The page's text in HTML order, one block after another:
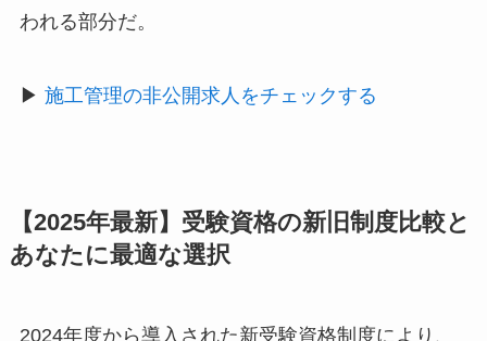
われる部分だ。
▶ 施工管理の非公開求人をチェックする
【2025年最新】受験資格の新旧制度比較と
あなたに最適な選択
2024年度から導入された新受験資格制度により、